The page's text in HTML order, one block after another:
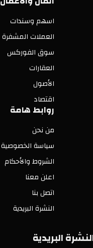
اسهم وسندات
العملات المشفرة
سوق الفوركس
العقارات
الأصول
اقتصاد
روابط هامة
من نحن
سياسة الخصوصية
الشروط والأحكام
اعلن معنا
اتصل بنا
النشرة البريدية
البريدية